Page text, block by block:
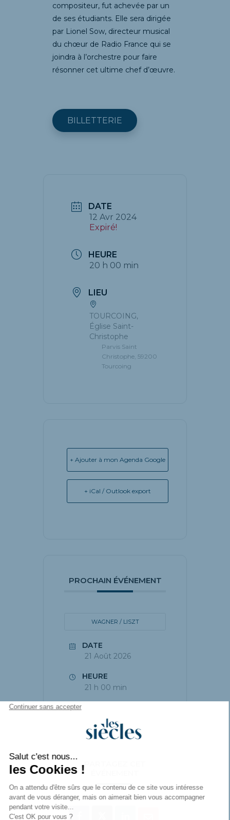
compositeur, fut achevée par un
de ses étudiants. Elle sera dirigée
par Lionel Sow, directeur musical
du chœur de Radio France qui se
joindra à l’orchestre pour faire
résonner cet ultime chef d’œuvre.
BILLETTERIE
DATE
12 Avr 2024
Expiré!
HEURE
20 h 00 min
LIEU
TOURCOING,
Église Saint-
Christophe
Parvis Saint
Christophe, 59200
Tourcoing
+ Ajouter à mon Agenda Google
+ iCal / Outlook export
PROCHAIN ÉVÉNEMENT
WAGNER / LISZT
DATE
21 Août 2026
HEURE
21 h 00 min